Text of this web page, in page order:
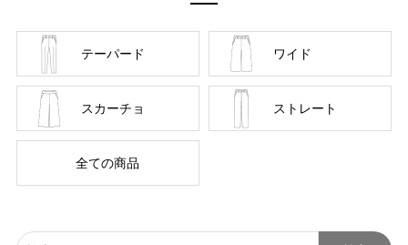
テーパード ワイド
スカーチョ ストレート
全ての商品